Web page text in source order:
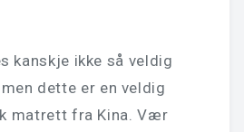
kanskje ikke så veldig
dette er en veldig
matrett fra Kina. Vær